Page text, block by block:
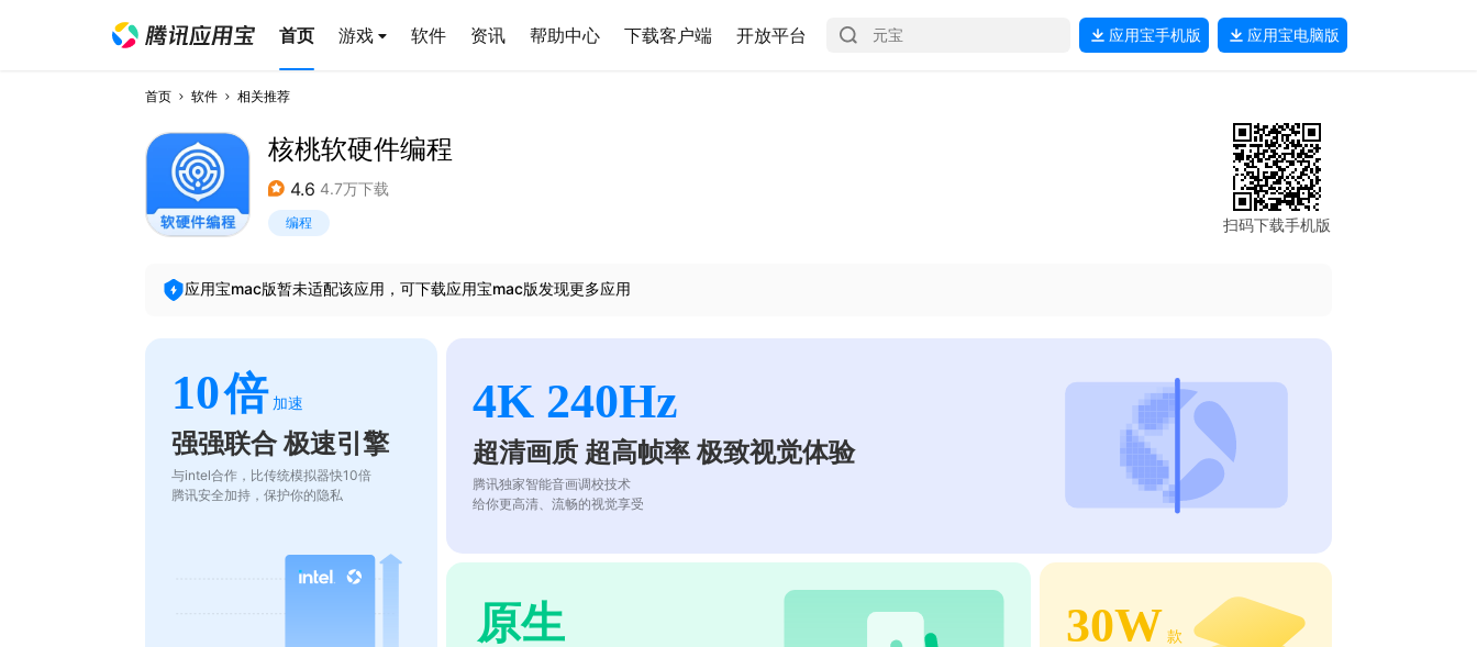
首页 游戏 软件 资讯 帮助中心 下载客户端 开放平台 应用宝手机版 应用宝电脑版
首页 软件 相关推荐
核桃软硬件编程
4.6 4.7万下载
编程 扫码下载手机版
应用宝mac版暂未适配该应用，可下载应用宝mac版发现更多应用
10倍 加速
强强联合 极速引擎
与intel合作，比传统模拟器快10倍
腾讯安全加持，保护你的隐私
4K 240Hz
超清画质 超高帧率 极致视觉体验
腾讯独家智能音画调校技术
给你更高清、流畅的视觉享受
原生 30W 款